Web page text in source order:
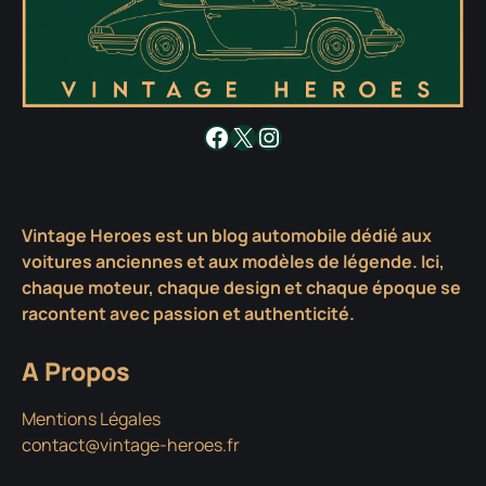
Facebook
X Instagram
Vintage Heroes est un blog automobile dédié aux
voitures anciennes et aux modèles de légende. Ici,
chaque moteur, chaque design et chaque époque se
racontent avec passion et authenticité.
A Propos
Mentions Légales
contact@vintage-heroes.fr